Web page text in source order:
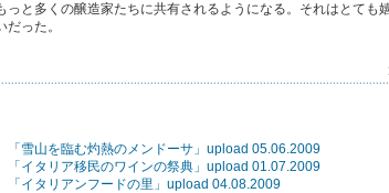
っと多くの醸造家たちに共有されるようになる。それはとても
だった。
「雪山を臨む灼熱のメンドーサ」upload 05.06.2009
「イタリア移民のワインの祭典」upload 01.07.2009
「イタリアンフードの里」upload 04.08.2009